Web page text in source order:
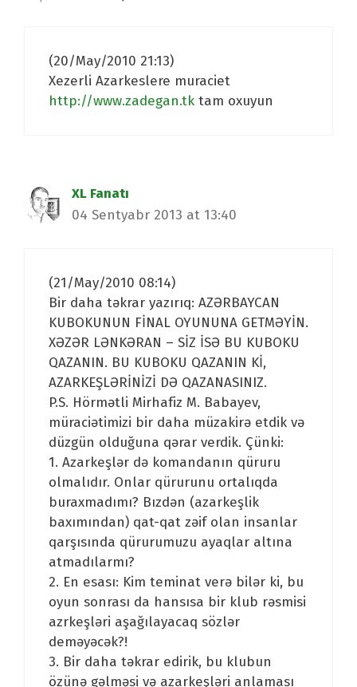
(20/May/2010 21:13)
Xezerli Azarkeslere muraciet
http://www.zadegan.tk tam oxuyun
XL Fanatı
04 Sentyabr 2013 at 13:40
(21/May/2010 08:14)
Bir daha təkrar yazırıq: AZƏRBAYCAN
KUBOKUNUN FİNAL OYUNUNA GETMƏYİN.
XƏZƏR LƏNKƏRAN – SİZ İSƏ BU KUBOKU
QAZANIN. BU KUBOKU QAZANIN Kİ,
AZARKEŞLƏRİNİZİ DƏ QAZANASINIZ.
P.S. Hörmətli Mirhafiz M. Babayev,
müraciətimizi bir daha müzakirə etdik və
düzgün olduğuna qərar verdik. Çünki:
1. Azarkeşlər də komandanın qüruru
olmalıdır. Onlar qürurunu ortalıqda
buraxmadımı? Bızdən (azarkeşlik
baxımından) qat-qat zəif olan insanlar
qarşısında qürurumuzu ayaqlar altına
atmadılarmı?
2. En esası: Kim teminat verə bilər ki, bu
oyun sonrası da hansısa bir klub rəsmisi
azrkeşləri aşağılayacaq sözlər
deməyəcək?!
3. Bir daha təkrar edirik, bu klubun
özünə gəlməsi və azarkeşləri anlaması